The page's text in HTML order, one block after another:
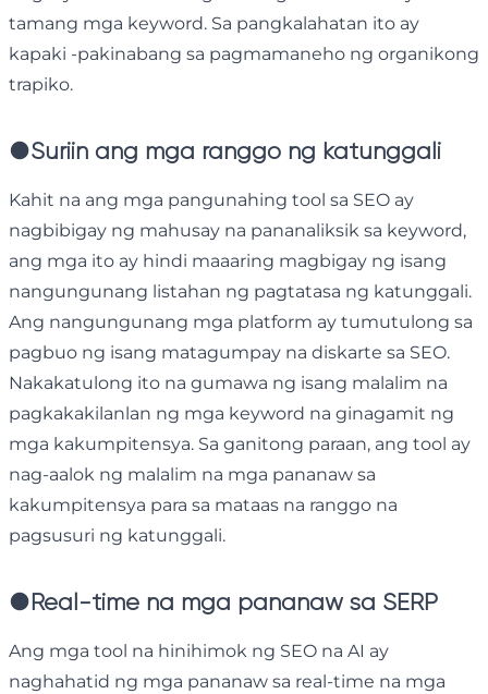
tamang mga keyword. Sa pangkalahatan ito ay
kapaki -pakinabang sa pagmamaneho ng organikong
trapiko.
●Suriin ang mga ranggo ng katunggali
Kahit na ang mga pangunahing tool sa SEO ay
nagbibigay ng mahusay na pananaliksik sa keyword,
ang mga ito ay hindi maaaring magbigay ng isang
nangungunang listahan ng pagtatasa ng katunggali.
Ang nangungunang mga platform ay tumutulong sa
pagbuo ng isang matagumpay na diskarte sa SEO.
Nakakatulong ito na gumawa ng isang malalim na
pagkakakilanlan ng mga keyword na ginagamit ng
mga kakumpitensya. Sa ganitong paraan, ang tool ay
nag-aalok ng malalim na mga pananaw sa
kakumpitensya para sa mataas na ranggo na
pagsusuri ng katunggali.
●Real-time na mga pananaw sa SERP
Ang mga tool na hinihimok ng SEO na AI ay
naghahatid ng mga pananaw sa real-time na mga